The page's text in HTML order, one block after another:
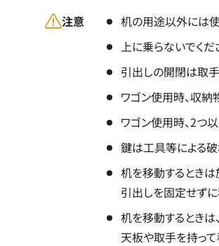
注意
机の用途以外には使
上に乗らないでくだ
引出しの開閉は取
ワゴン使用時、収納
ワゴン使用時、2つ
鍵は工具等による破
机を移動するときは
引出しを固定せずに
机を移動するときは
天板や取手を持って